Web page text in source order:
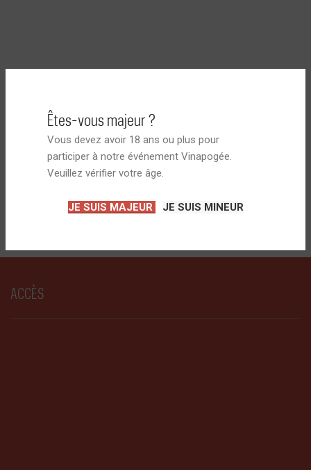
Êtes-vous majeur ?
Vous devez avoir 18 ans ou plus pour
participer à notre événement Vinapogée.
Veuillez vérifier votre âge.
JE SUIS MAJEUR JE SUIS MINEUR
ACCÈS